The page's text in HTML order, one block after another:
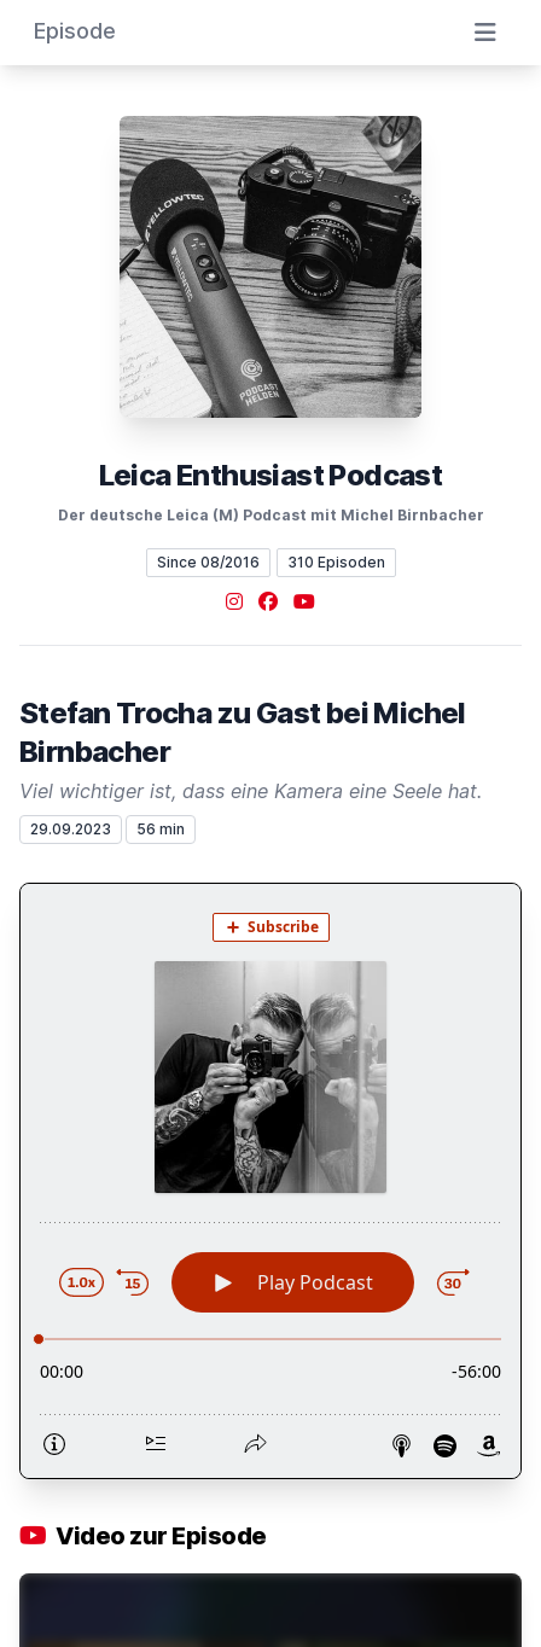
Episode
Leica Enthusiast Podcast
Der deutsche Leica (M) Podcast mit Michel Birnbacher
Since 08/2016 310 Episoden
Instagram
Facebook
YouTube
Stefan Trocha zu Gast bei Michel
Birnbacher
Viel wichtiger ist, dass eine Kamera eine Seele hat.
29.09.2023 56 min
Video zur Episode